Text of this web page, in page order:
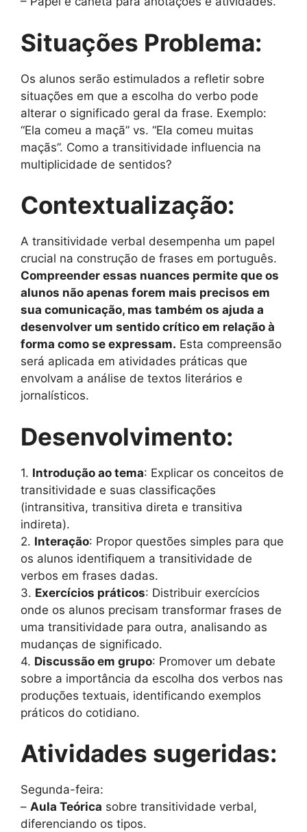
Situações Problema:
Os alunos serão estimulados a refletir sobre
situações em que a escolha do verbo pode
alterar o significado geral da frase. Exemplo:
“Ela comeu a maçã” vs. “Ela comeu muitas
maçãs”. Como a transitividade influencia na
multiplicidade de sentidos?
Contextualização:
A transitividade verbal desempenha um papel
crucial na construção de frases em português.
Compreender essas nuances permite que os
alunos não apenas forem mais precisos em
sua comunicação, mas também os ajuda a
desenvolver um sentido crítico em relação à
forma como se expressam. Esta compreensão
será aplicada em atividades práticas que
envolvam a análise de textos literários e
jornalísticos.
Desenvolvimento:
1. Introdução ao tema: Explicar os conceitos de
transitividade e suas classificações
(intransitiva, transitiva direta e transitiva
indireta).
2. Interação: Propor questões simples para que
os alunos identifiquem a transitividade de
verbos em frases dadas.
3. Exercícios práticos: Distribuir exercícios
onde os alunos precisam transformar frases de
uma transitividade para outra, analisando as
mudanças de significado.
4. Discussão em grupo: Promover um debate
sobre a importância da escolha dos verbos nas
produções textuais, identificando exemplos
práticos do cotidiano.
Atividades sugeridas:
Segunda-feira:
– Aula Teórica sobre transitividade verbal,
diferenciando os tipos.